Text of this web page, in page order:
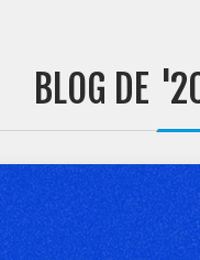
BLOG DE